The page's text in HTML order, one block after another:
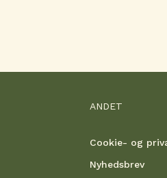
ANDET
Cookie- og
Nyhedsbrev